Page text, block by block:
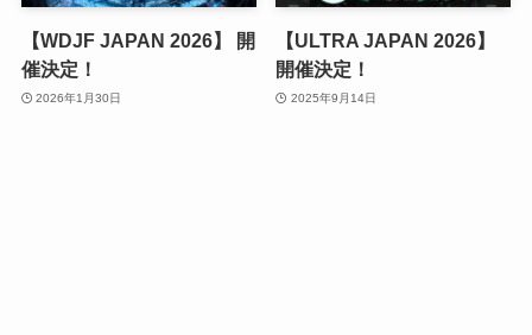
【WDJF JAPAN 2026】 開
催決定！
2026年1月30日
【ULTRA JAPAN 2026】
開催決定！
2025年9月14日